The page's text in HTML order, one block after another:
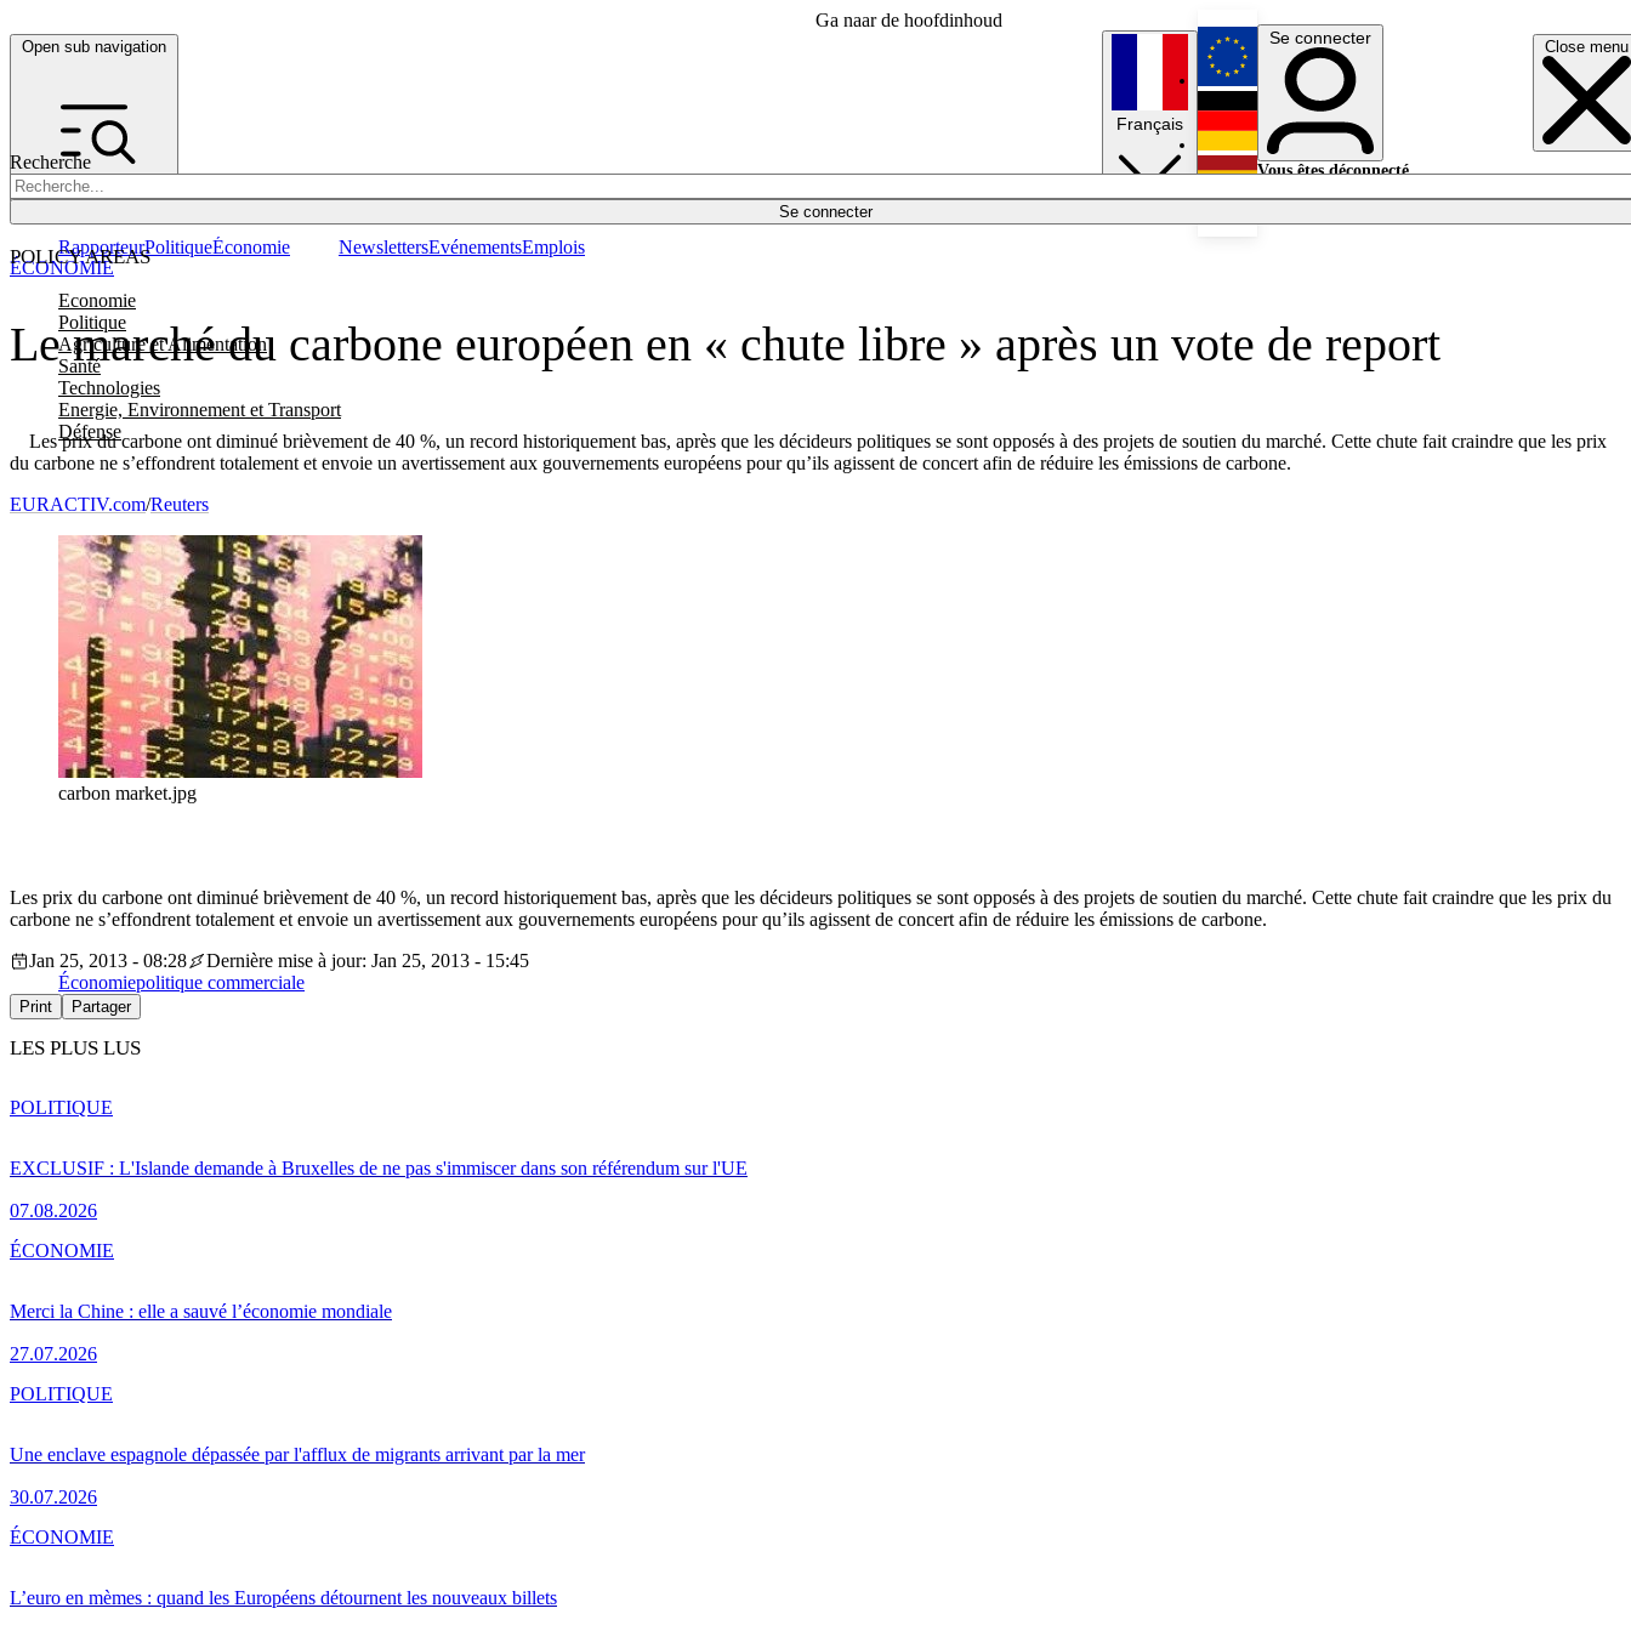
Ga naar de hoofdinhoud
Open sub navigation Close menu
Recherche
Se connecter
POLICY AREAS
Economie
Politique
Agriculture et Alimentation
Santé
Technologies
Energie, Environnement et Transport
Défense
RapporteurPolitiqueÉconomie NewslettersEvénementsEmplois
Français
English
Deutsch
Se connecter
Vous êtes déconnecté.
Le marché du carbone européen en « chute libre » après un vote de report
Les prix du carbone ont diminué brièvement de 40 %, un record historiquement bas, après que les décideurs politiques se sont opposés à des projets de soutien du marché. Cette chute fait craindre que les prix
du carbone ne s’effondrent totalement et envoie un avertissement aux gouvernements européens pour qu’ils agissent de concert afin de réduire les émissions de carbone.
ÉCONOMIE
EURACTIV.com/Reuters
carbon market.jpg
Les prix du carbone ont diminué brièvement de 40 %, un record historiquement bas, après que les décideurs politiques se sont opposés à des projets de soutien du marché. Cette chute fait craindre que les prix du
carbone ne s’effondrent totalement et envoie un avertissement aux gouvernements européens pour qu’ils agissent de concert afin de réduire les émissions de carbone.
Jan 25, 2013 - 08:28
Dernière mise à jour: Jan 25, 2013 - 15:45
Économiepolitique commerciale
Print Partager
LES PLUS LUS
EXCLUSIF : L'Islande demande à Bruxelles de ne pas s'immiscer dans son référendum sur l'UE
07.08.2026
POLITIQUE
Merci la Chine : elle a sauvé l’économie mondiale
27.07.2026
ÉCONOMIE
Une enclave espagnole dépassée par l'afflux de migrants arrivant par la mer
30.07.2026
POLITIQUE
L’euro en mèmes : quand les Européens détournent les nouveaux billets
ÉCONOMIE